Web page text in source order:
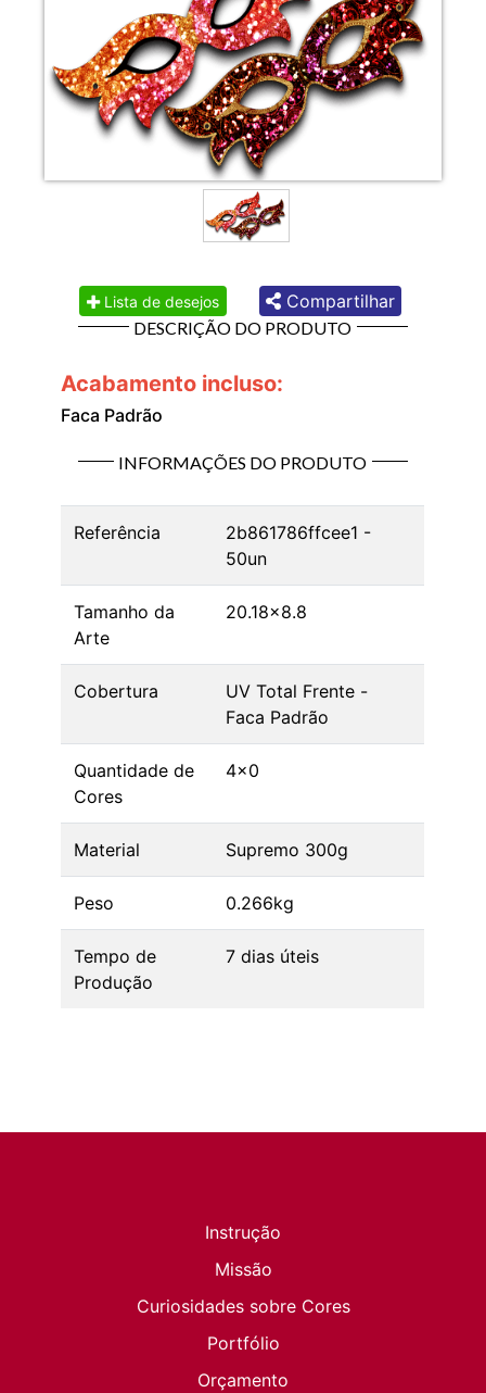
Lista de desejos Compartilhar
DESCRIÇÃO DO PRODUTO
Acabamento incluso:
Faca Padrão
INFORMAÇÕES DO PRODUTO
Referência
2b861786ffcee1 -
50un
Tamanho da
Arte
20.18x8.8
Cobertura
UV Total Frente -
Faca Padrão
Quantidade de
Cores
4x0
Material Supremo 300g
Peso 0.266kg
Tempo de
Produção
7 dias úteis
Instrução
Missão
Curiosidades sobre Cores
Portfólio
Orçamento